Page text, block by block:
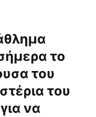
το
του
του
να